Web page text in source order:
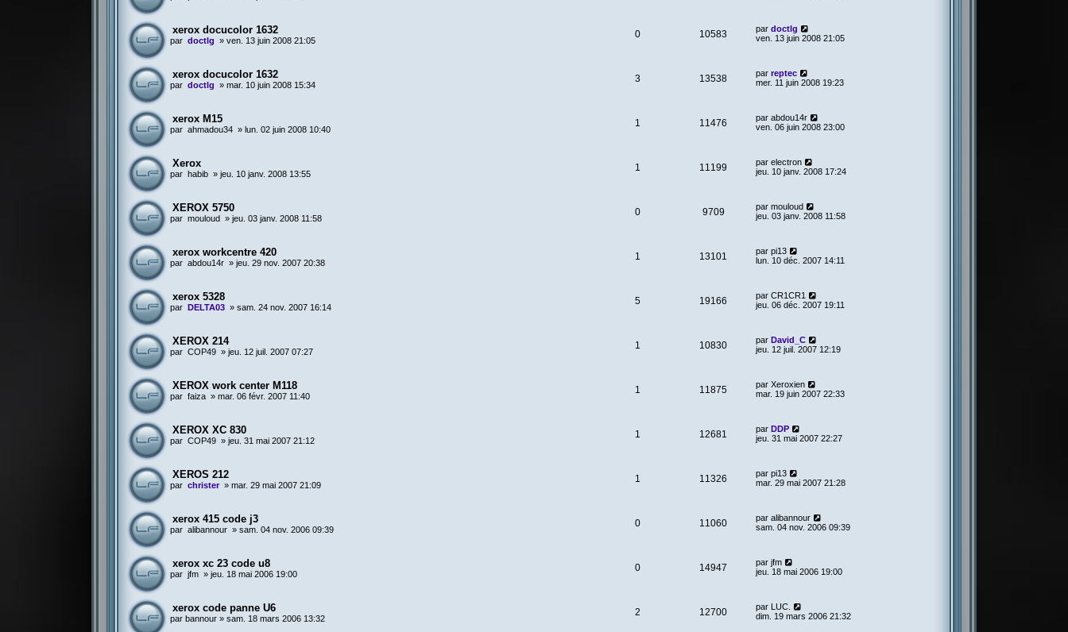
xerox docucolor 1632
par doctlg »ven. 13 juin 2008 21:05
0 10583 par doctlg
ven. 13 juin 2008 21:05
xerox docucolor 1632
par doctlg »mar. 10 juin 2008 15:34
3 13538 par reptec
mer. 11 juin 2008 19:23
xerox M15
par ahmadou34 » lun. 02 juin 2008 10:40
1 11476 par abdou14r
ven. 06 juin 2008 23:00
Xerox
par habib »jeu. 10 janv. 2008 13:55
1 11199 par electron
jeu. 10 janv. 2008 17:24
XEROX 5750
par mouloud »jeu. 03 janv. 2008 11:58
0 9709 par mouloud
jeu. 03 janv. 2008 11:58
xerox workcentre 420
par abdou14r »jeu. 29 nov. 2007 20:38
1 13101 par pi13
lun. 10 déc. 2007 14:11
xerox 5328
par DELTA03 »sam. 24 nov. 2007 16:14
5 19166 par CR1CR1
jeu. 06 déc. 2007 19:11
XEROX 214
par COP49 »jeu. 12 juil. 2007 07:27
1 10830 par David_C
jeu. 12 juil. 2007 12:19
XEROX work center M118
par faiza »mar. 06 févr. 2007 11:40
1 11875 par Xeroxien
mar. 19 juin 2007 22:33
XEROX XC 830
par COP49 »jeu. 31 mai 2007 21:12
1 12681 par DDP
jeu. 31 mai 2007 22:27
XEROS 212
par christer »mar. 29 mai 2007 21:09
1 11326 par pi13
mar. 29 mai 2007 21:28
xerox 415 code j3
par alibannour »sam. 04 nov. 2006 09:39
0 11060 par alibannour
sam. 04 nov. 2006 09:39
xerox xc 23 code u8
par jfm »jeu. 18 mai 2006 19:00
0 14947 par jfm
jeu. 18 mai 2006 19:00
xerox code panne U6
par bannour »sam. 18 mars 2006 13:32
2 12700 par LUC.
dim. 19 mars 2006 21:32